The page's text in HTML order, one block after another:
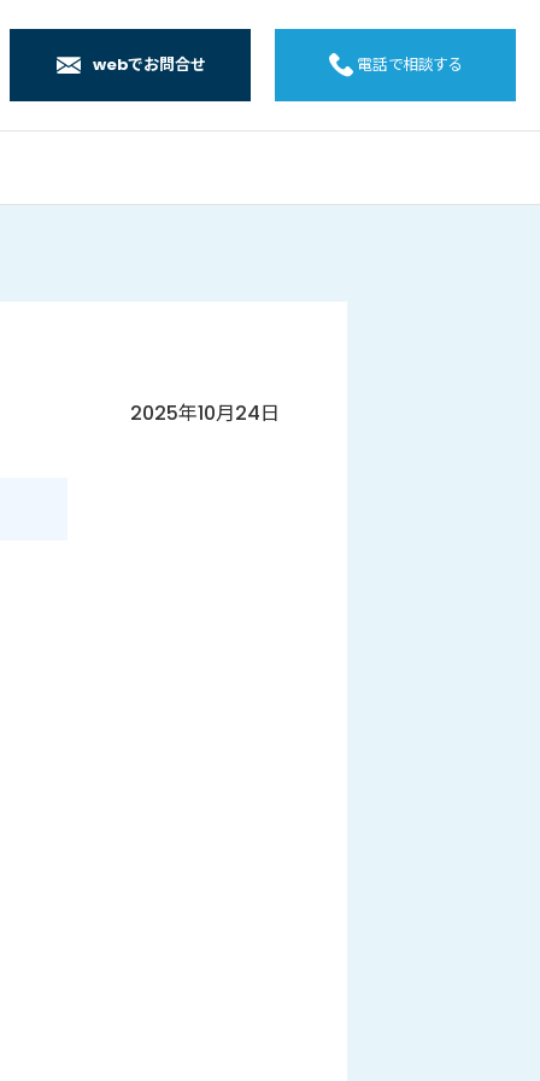
店
webでお問合せ 電話で相談する
2025年10月24日